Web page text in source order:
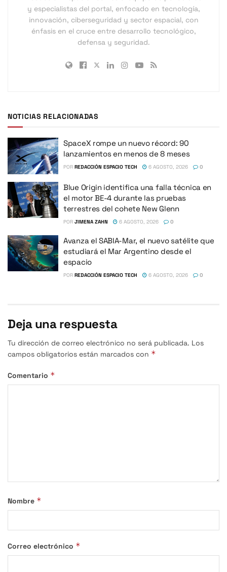
y especialistas del portal, enfocado en tecnología,
innovación, ciberseguridad y sector espacial, con
énfasis en el cruce entre desarrollo tecnológico,
defensa y seguridad.
NOTICIAS RELACIONADAS
SpaceX rompe un nuevo récord: 90
lanzamientos en menos de 8 meses
POR REDACCIÓN ESPACIO TECH 6 AGOSTO, 2026 0
Blue Origin identifica una falla técnica en
el motor BE-4 durante las pruebas
terrestres del cohete New Glenn
POR JIMENA ZAHN 6 AGOSTO, 2026 0
Avanza el SABIA-Mar, el nuevo satélite que
estudiará el Mar Argentino desde el
espacio
POR REDACCIÓN ESPACIO TECH 6 AGOSTO, 2026 0
Deja una respuesta
Tu dirección de correo electrónico no será publicada. Los
campos obligatorios están marcados con *
Comentario *
Nombre *
Correo electrónico *